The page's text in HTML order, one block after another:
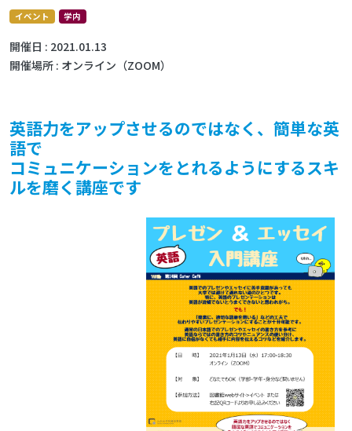
イベント 学内
開催日
2021.01.13
開催場所 オンライン（ZOOM）
英語力をアップさせるのではなく、簡単な英
語で
コミュニケーションをとれるようにするスキ
ルを磨く講座です